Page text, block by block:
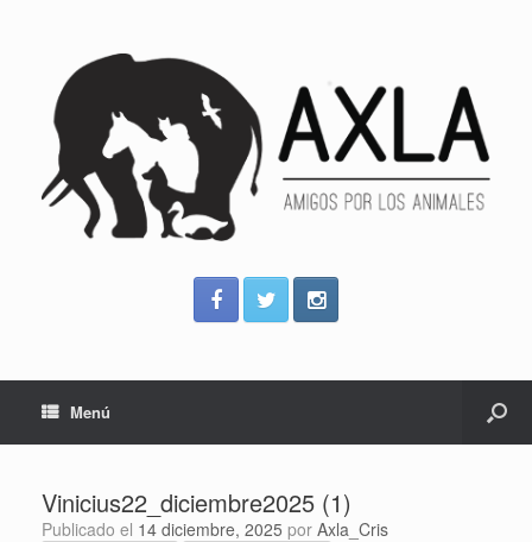
Menú
Vinicius22_diciembre2025 (1)
Publicado el 14 diciembre, 2025 por Axla_Cris